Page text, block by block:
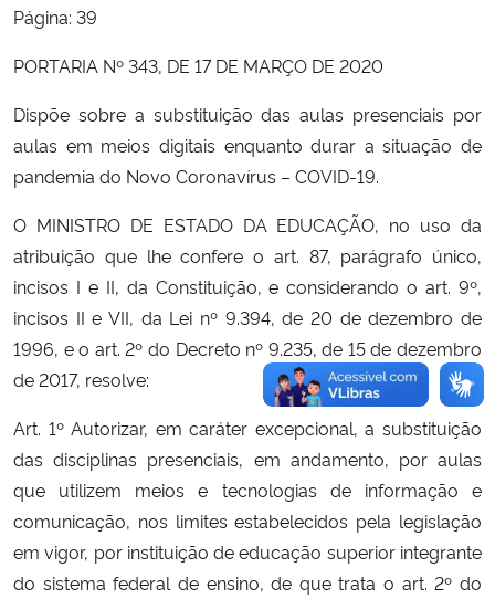
Página: 39
PORTARIA Nº 343, DE 17 DE MARÇO DE 2020
Dispõe sobre a substituição das aulas presenciais por
aulas em meios digitais enquanto durar a situação de
pandemia do Novo Coronavírus – COVID-19.
O MINISTRO DE ESTADO DA EDUCAÇÃO, no uso da
atribuição que lhe confere o art. 87, parágrafo único,
incisos I e II, da Constituição, e considerando o art. 9º,
incisos II e VII, da Lei nº 9.394, de 20 de dezembro de
1996, e o art. 2º do Decreto nº 9.235, de 15 de dezembro
de 2017, resolve:
Art. 1º Autorizar, em caráter excepcional, a substituição
das disciplinas presenciais, em andamento, por aulas
que utilizem meios e tecnologias de informação e
comunicação, nos limites estabelecidos pela legislação
em vigor, por instituição de educação superior integrante
do sistema federal de ensino, de que trata o art. 2º do